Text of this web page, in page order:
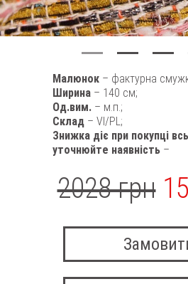
Малюнок – фактурна
Ширина – 140 см;
Од.вим. – м.п.;
Склад – VI/PL;
Знижка діє при покупці
уточнюйте наявність –
2028 грн